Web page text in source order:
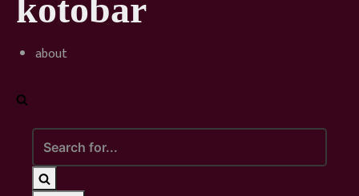
content
kotobar
about
Search
for...